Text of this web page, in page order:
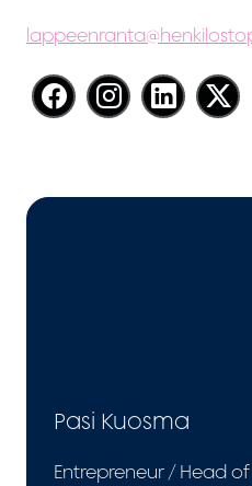
Pasi Kuosma
Entrepreneur / Head of